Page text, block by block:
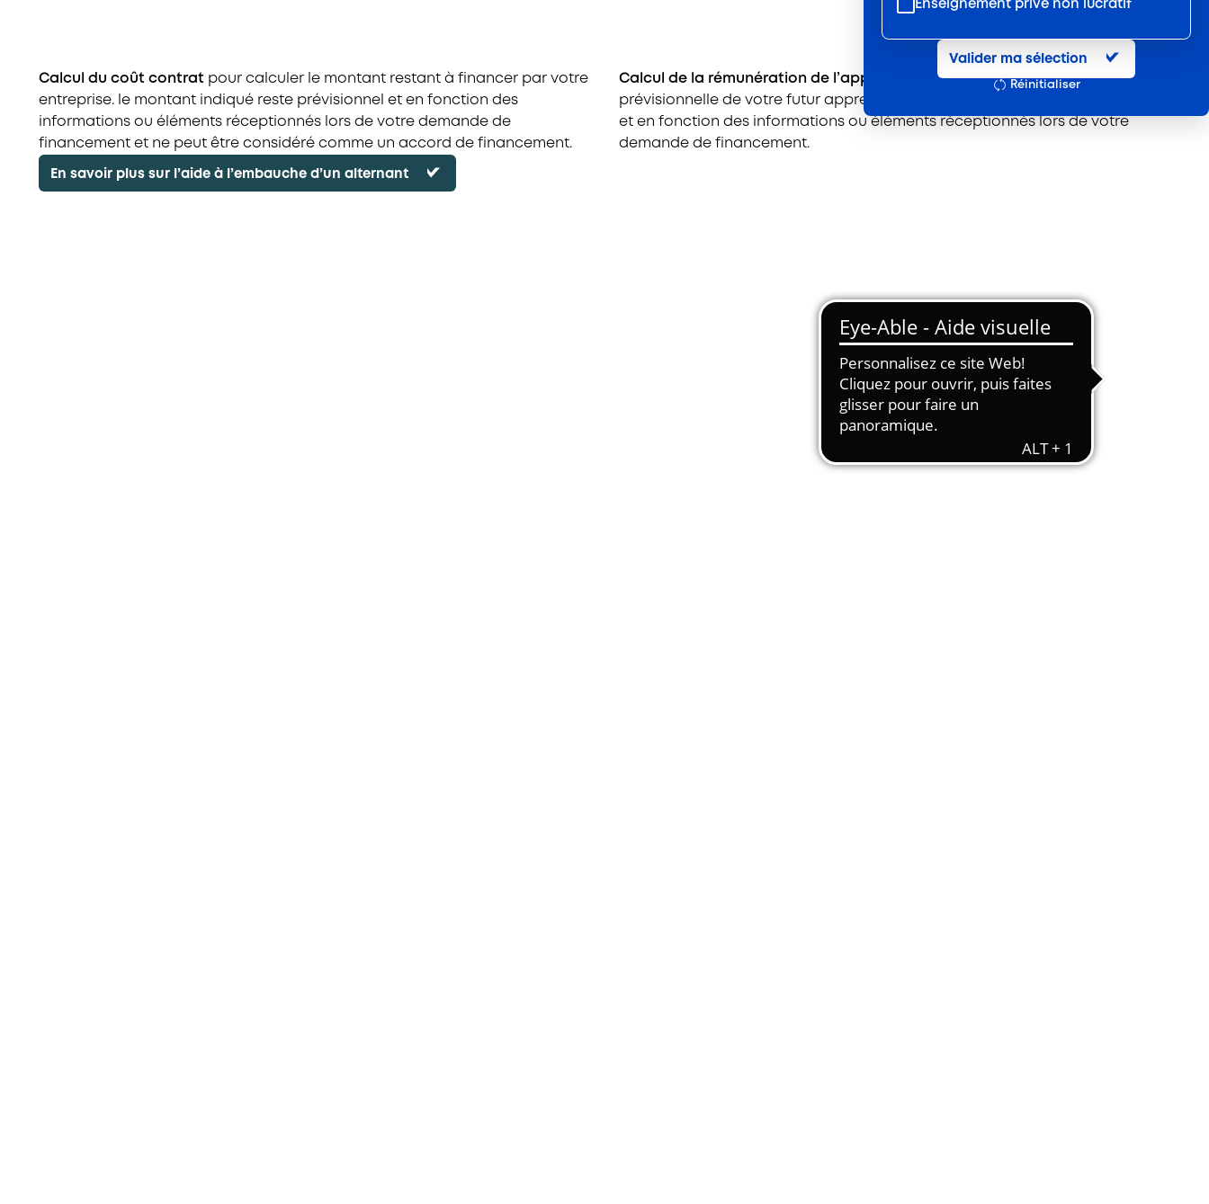
Enseignement privé non lucratif
Entretien et location textile
Hôtels, cafés, restaurants
Services d'eau et d'assainissement
Travail mécanique du bois
Transport et travail aérien
Travail temporaire
Valider ma sélection
Réinitialiser
Calcul du coût contrat pour calculer le montant restant à financer par votre
entreprise. le montant indiqué reste prévisionnel et en fonction des
informations ou éléments réceptionnés lors de votre demande de
financement et ne peut être considéré comme un accord de financement.
En savoir plus sur l’aide à l’embauche d’un alternant
Calcul de la rémunération de l’apprenti
pour calculer la rémunération
prévisionnelle de votre futur apprenti. Le montant indiqué reste prévisionnel
et en fonction des informations ou éléments réceptionnés lors de votre
demande de financement.